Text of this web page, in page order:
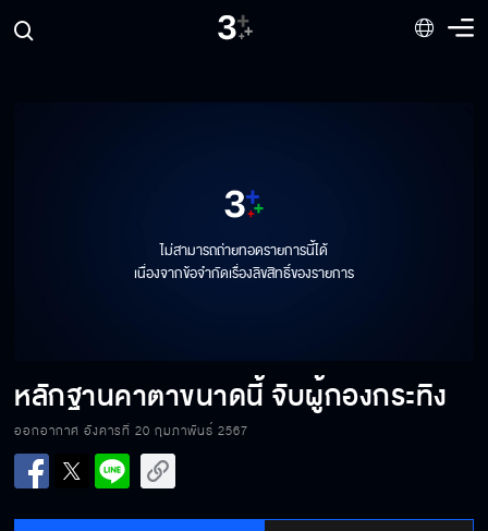
ไม่สามารถถ่ายทอดรายการนี้ได้
เนื่องจากข้อจำกัดเรื่องลิขสิทธิ์ของรายการ
หลักฐานคาตาขนาดนี้ จับผู้กองกระทิง
ออกอากาศ อังคารที่ 20 กุมภาพันธ์ 2567
ต่อให้มึงคงกระพัน มึงแดกลูกปืนไปขนาดนี้ มึง
ตายแน่
คนมีอาคมเขาไม่ทำแบบมึงหรอก